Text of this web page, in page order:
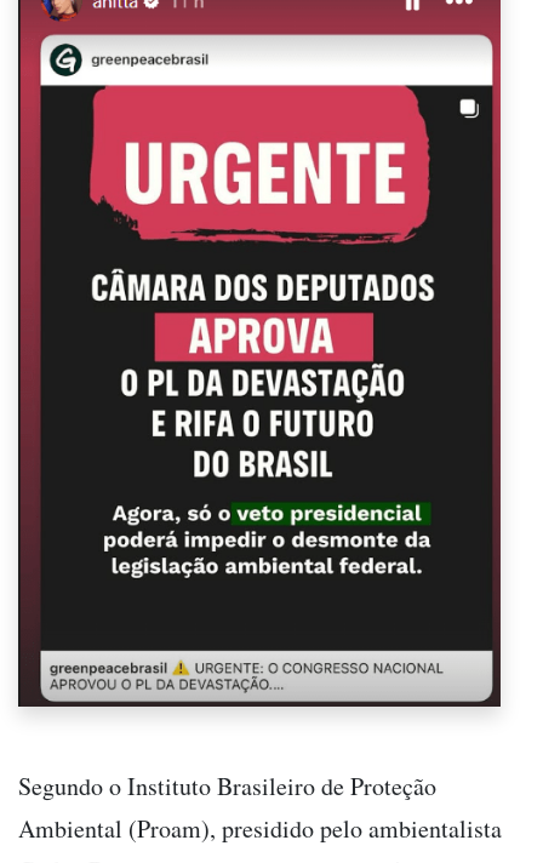
Segundo o Instituto Brasileiro de Proteção
Ambiental (Proam), presidido pelo ambientalista